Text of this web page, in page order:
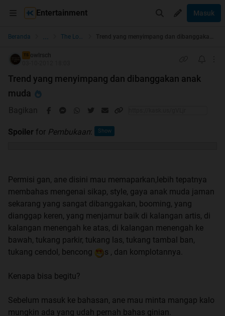
Entertainment Masuk
Beranda ... The Lounge
TS owlrsch
Trend yang menyimpang dan dibanggakan anak
muda
Bagikan
Spoiler for Pembukaan:
Permisi gan, ane disini mau memaparkan,lebih tepatnya
membahas mengenai sikap, style, gaya anak muda jaman
sekarang yang sangat dibanggakan, booming, yang
dianggap keren, yang menjamur baik di kalangan artis, di
kalangan menengah ke atas, di kalangan menengah ke
bawah, tukang parkir, tukang las, tukang tambal ban,
tukang cendol, bencong
s , dan komplotannya.
Kenapa bisa begitu?
Sebelum masuk ke bahasan, ane mau minta mangap kalo
mungkin ada yang udah pernah bahas ginian.